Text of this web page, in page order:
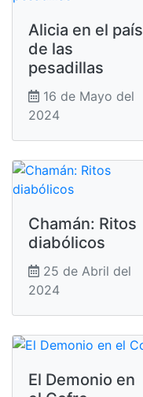
Alicia en el país
de las
pesadillas
16 de Mayo del
2024
Chamán: Ritos
diabólicos
25 de Abril del
2024
El Demonio en